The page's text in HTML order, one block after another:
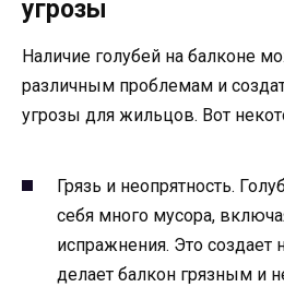
угрозы
Наличие голубей на балконе
различным проблемам и
угрозы для жильцов. Вот
Грязь и неопрятность.
себя много мусора,
испражнения. Это создает
делает балкон грязным и